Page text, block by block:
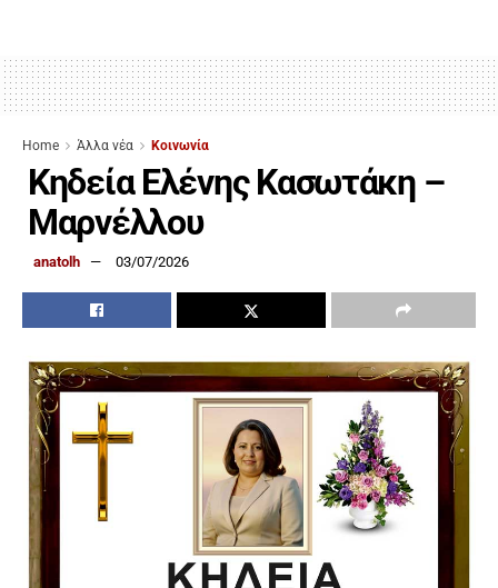
Home Άλλα νέα Κοινωνία
Κηδεία Ελένης Κασωτάκη –
Μαρνέλλου
anatolh 03/07/2026